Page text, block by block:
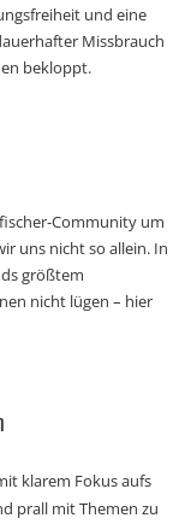
und eine
Missbrauch
bekloppt.
Community um
uns nicht so allein. In
größtem
nicht lügen – hier
klarem Fokus aufs
prall mit Themen zu